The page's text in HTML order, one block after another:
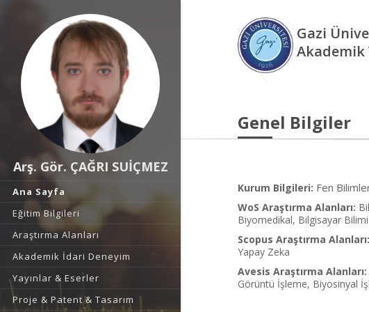
Arş. Gör. ÇAĞRI SUİÇMEZ
Ana Sayfa
Eğitim Bilgileri
Araştırma Alanları
Akademik İdari Deneyim
Yayınlar & Eserler
Proje & Patent & Tasarım
Gazi
Akademik
Genel Bilgiler
Kurum Bilgileri: Fen
WoS Araştırma Alanları:
Biyomedikal, Bilgisayar
Scopus Araştırma Alanları:
Yapay Zeka
Avesis Araştırma Alanları:
Görüntü İşleme, Biyosinyal